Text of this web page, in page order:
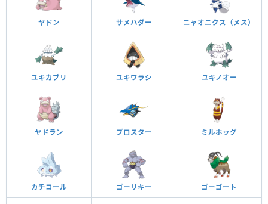
ヤドン サメハダー ニャオニクス（メス）
ユキカブリ ユキワラシ ユキノオー
ヤドラン ブロスター ミルホッグ
カチコール ゴーリキー ゴーゴート